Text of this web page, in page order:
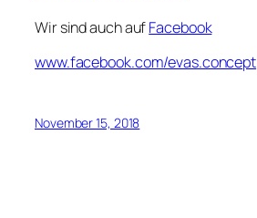
Wir sind auch aufFacebook
www.facebook.com/evas.concept
November 15, 2018